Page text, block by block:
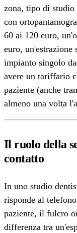
zona, tipo di studio
con
60 ai 120 euro,
euro, un'estrazione
impianto singolo
avere un tariffario
paziente (anche
almeno una volta
Il ruolo della
contatto
In uno studio
risponde al
paziente, il fulcro
differenza tra